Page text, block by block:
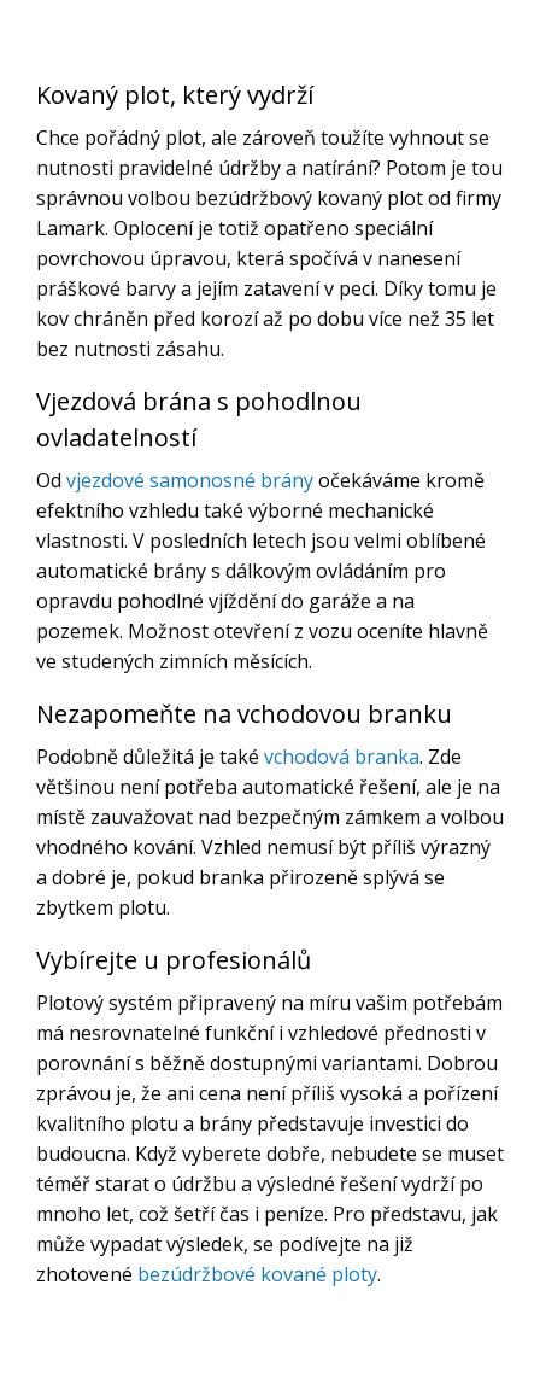
Kovaný plot, který vydrží
Chce pořádný plot, ale zároveň toužíte vyhnout se
nutnosti pravidelné údržby a natírání? Potom je tou
správnou volbou bezúdržbový kovaný plot od firmy
Lamark. Oplocení je totiž opatřeno speciální
povrchovou úpravou, která spočívá v nanesení
práškové barvy a jejím zatavení v peci. Díky tomu je
kov chráněn před korozí až po dobu více než 35 let
bez nutnosti zásahu.
Vjezdová brána s pohodlnou
ovladatelností
Od vjezdové samonosné brányočekáváme kromě
efektního vzhledu také výborné mechanické
vlastnosti. V posledních letech jsou velmi oblíbené
automatické brány s dálkovým ovládáním pro
opravdu pohodlné vjíždění do garáže a na
pozemek. Možnost otevření z vozu oceníte hlavně
ve studených zimních měsících.
Nezapomeňte na vchodovou branku
Podobně důležitá je také vchodová branka. Zde
většinou není potřeba automatické řešení, ale je na
místě zauvažovat nad bezpečným zámkem a volbou
vhodného kování. Vzhled nemusí být příliš výrazný
a dobré je, pokud branka přirozeně splývá se
zbytkem plotu.
Vybírejte u profesionálů
Plotový systém připravený na míru vašim potřebám
má nesrovnatelné funkční i vzhledové přednosti v
porovnání s běžně dostupnými variantami. Dobrou
zprávou je, že ani cena není příliš vysoká a pořízení
kvalitního plotu a brány představuje investici do
budoucna. Když vyberete dobře, nebudete se muset
téměř starat o údržbu a výsledné řešení vydrží po
mnoho let, což šetří čas i peníze. Pro představu, jak
může vypadat výsledek, se podívejte na již
zhotovené bezúdržbové kované ploty.